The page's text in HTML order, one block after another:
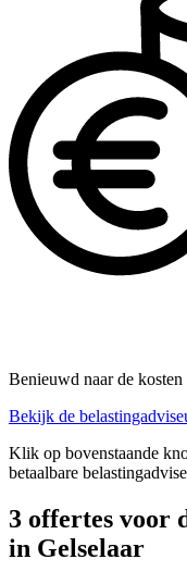
Benieuwd naar de
Bekijk de
Klik op bovenstaande
betaalbare
3 offertes voor
in Gelselaar